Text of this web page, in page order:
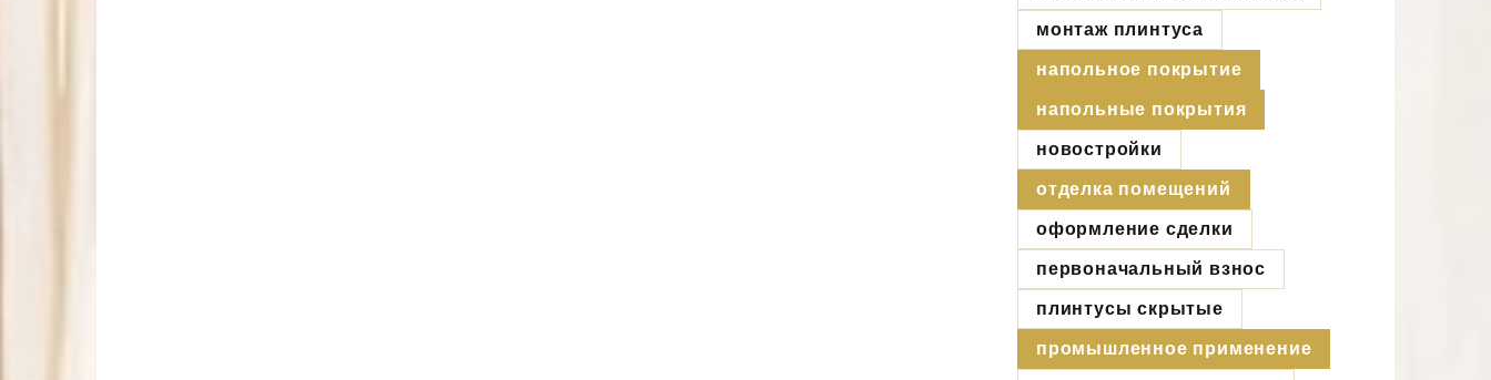
монтаж плинтуса
напольное покрытие
напольные покрытия
новостройки
отделка помещений
оформление сделки
первоначальный взнос
плинтусы скрытые
промышленное применение